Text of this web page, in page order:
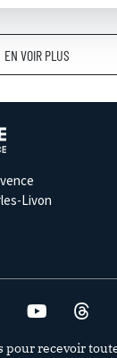
EN VOIR PLUS
Livon
pour recevoir